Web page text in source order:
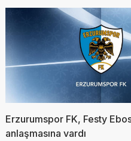
Erzurumspor FK, Festy
anlaşmasına vardı